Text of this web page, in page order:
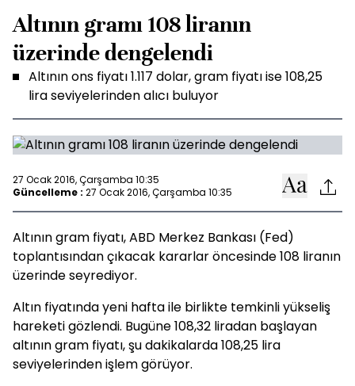
Altının gramı 108 liranın
üzerinde dengelendi
Altının ons fiyatı 1.117 dolar, gram fiyatı ise 108,25
lira seviyelerinden alıcı buluyor
27 Ocak 2016, Çarşamba 10:35
Güncelleme : 27 Ocak 2016, Çarşamba 10:35
Altının gram fiyatı, ABD Merkez Bankası (Fed)
toplantısından çıkacak kararlar öncesinde 108 liranın
üzerinde seyrediyor.
Altın fiyatında yeni hafta ile birlikte temkinli yükseliş
hareketi gözlendi. Bugüne 108,32 liradan başlayan
altının gram fiyatı, şu dakikalarda 108,25 lira
seviyelerinden işlem görüyor.